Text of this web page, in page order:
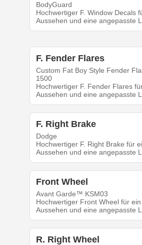
BodyGuard
Hochwertiger F. Window Decals
Aussehen und eine angepasste
F. Fender Flares
Custom Fat Boy Style Fender
1500
Hochwertiger F. Fender Flares
Aussehen und eine angepasste
F. Right Brake
Dodge
Hochwertiger F. Right Brake für
Aussehen und eine angepasste
Front Wheel
Avant Garde™ KSM03
Hochwertiger Front Wheel für
Aussehen und eine angepasste
R. Right Wheel